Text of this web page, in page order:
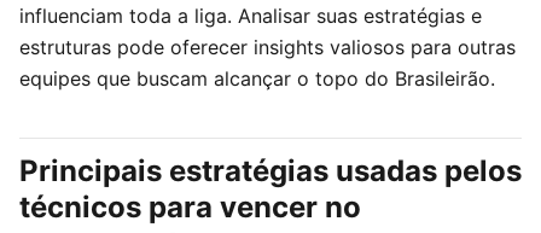
influenciam toda a liga. Analisar suas estratégias e
estruturas pode oferecer insights valiosos para outras
equipes que buscam alcançar o topo do Brasileirão.
Principais estratégias usadas pelos
técnicos para vencer no